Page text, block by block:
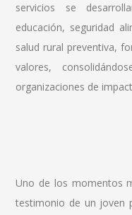
servicios se
educación, seguridad
salud rural preventiva,
valores,
organizaciones de
Uno de los momentos
testimonio de un joven